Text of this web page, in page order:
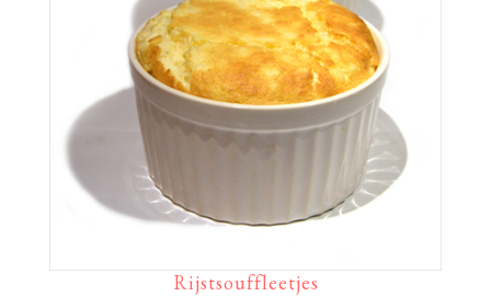
Rijstsouffleetjes